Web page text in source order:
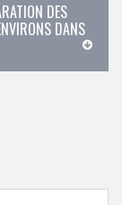
DES
DANS